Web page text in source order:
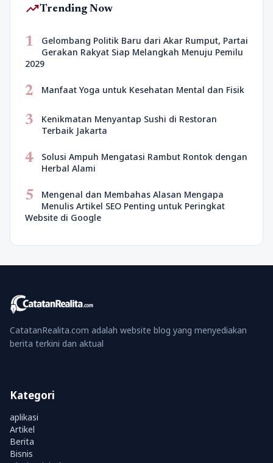
trending_upTrending Now
1
Gelombang Politik Baru dari Akar Rumput, Partai
Gerakan Rakyat Siap Melangkah Menuju Pemilu
2029
2 Manfaat Yoga untuk Kesehatan Mental dan Fisik
3
Kenikmatan Menyantap Sushi di Restoran
Terbaik Jakarta
4
Solusi Ampuh Mengatasi Rambut Rontok dengan
Herbal Alami
5
Mengenal dan Membahas Alasan Mengapa
Menulis Artikel SEO Penting untuk Peringkat
Website di Google
CatatanRealita.com adalah website blog yang menyediakan
berita terkini dan aktual
Kategori
aplikasi
Artikel
Berita
Bisnis